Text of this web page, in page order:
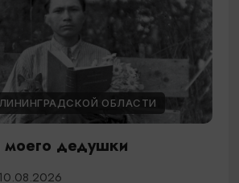
ОБЛАСТИ
моего дедушки